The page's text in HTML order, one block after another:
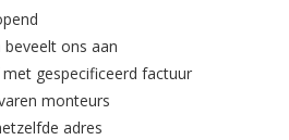
ons aan
gespecificeerd factuur
monteurs
adres